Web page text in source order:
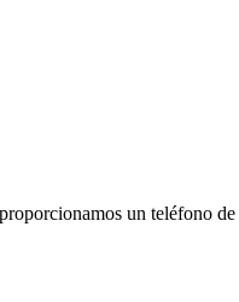
un teléfono